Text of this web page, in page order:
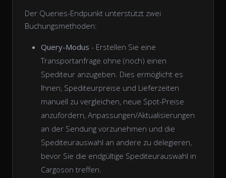
Der Queries-Endpunkt unterstützt zwei
Buchungsmethoden:
Query-Modus - Erstellen Sie eine
Transportanfrage ohne (noch) einen
Spediteur anzugeben. Dies ermöglicht es
Ihnen, Spediteurpreise und Lieferzeiten
manuell zu vergleichen, neue Spot-Preise
anzufordern, Anpassungen/Aktualisierungen
an der Sendung vorzunehmen und die
Spediteurauswahl an andere zu delegieren,
bevor Sie die endgültige Spediteurauswahl in
Cargoson treffen.